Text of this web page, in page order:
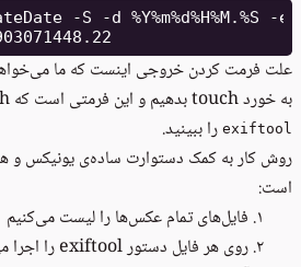
-S -d %Y%m%d%H%M.%S -
علت فرمت کردن خروجی اینست که ما
به خورد touch بدهیم و این فرمتی است که touch قبول می‌کند.
exiftool را ببینید.
است:
فایل‌های تمام عکس‌ها را لیست می‌کنیم